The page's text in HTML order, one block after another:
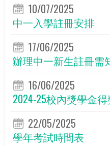
10/07/2025
中一入學註冊安排
17/06/2025
辦理中一新生註冊需
16/06/2025
2024-25校內獎學金
22/05/2025
學年考試時間表